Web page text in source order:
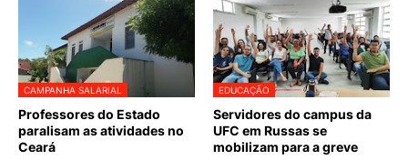
CAMPANHA SALARIAL
Professores do Estado
paralisam as atividades no
Ceará
EDUCAÇÃO
Servidores do campus da
UFC em Russas se
mobilizam para a greve